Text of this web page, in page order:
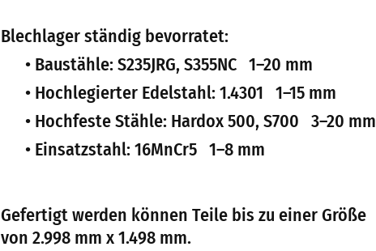
Blechlager ständig bevorratet:
• Baustähle: S235JRG, S355NC 1–20 mm
• Hochlegierter Edelstahl: 1.4301 1–15 mm
• Hochfeste Stähle: Hardox 500, S700 3–20 mm
• Einsatzstahl: 16MnCr5 1–8 mm
Gefertigt werden können Teile bis zu einer Größe
von 2.998 mm x 1.498 mm.